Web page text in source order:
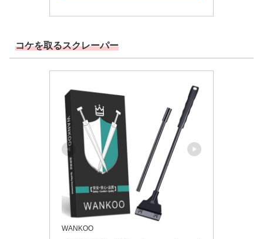
コケを取るスクレーパー
WANKOO